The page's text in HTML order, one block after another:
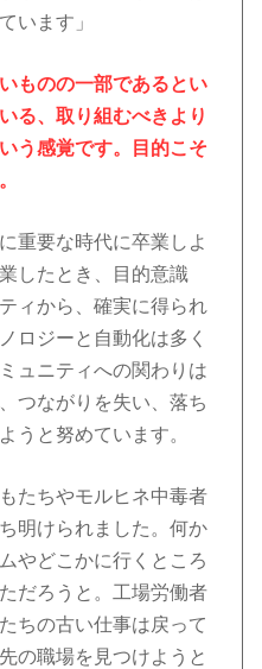
います」
ものの一部であるとい
る、取り組むべきより
う感覚です。目的こそ
重要な時代に卒業しよ
したとき、目的意識
ィから、確実に得られ
ロジーと自動化は多く
ュニティへの関わりは
つながりを失い、落ち
うと努めています。
たちやモルヒネ中毒者
明けられました。何か
やどこかに行くところ
だろうと。工場労働者
ちの古い仕事は戻って
の職場を見つけようと